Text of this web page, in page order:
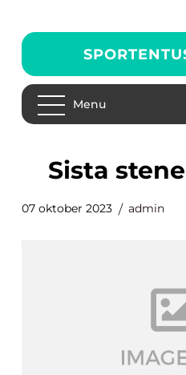
Menu
sista
07 oktober 2023 admin